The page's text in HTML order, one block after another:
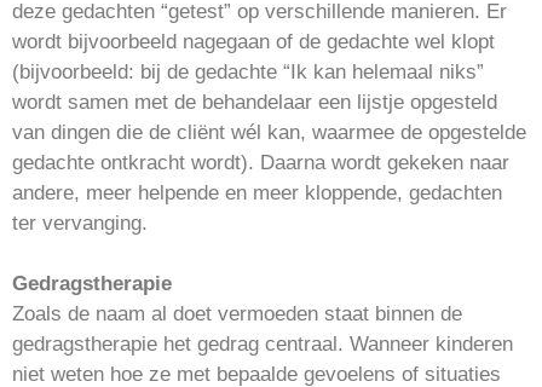
deze gedachten “getest” op verschillende manieren. Er
wordt bijvoorbeeld nagegaan of de gedachte wel klopt
(bijvoorbeeld: bij de gedachte “Ik kan helemaal niks”
wordt samen met de behandelaar een lijstje opgesteld
van dingen die de cliënt wél kan, waarmee de opgestelde
gedachte ontkracht wordt). Daarna wordt gekeken naar
andere, meer helpende en meer kloppende, gedachten
ter vervanging.
Gedragstherapie
Zoals de naam al doet vermoeden staat binnen de
gedragstherapie het gedrag centraal. Wanneer kinderen
niet weten hoe ze met bepaalde gevoelens of situaties